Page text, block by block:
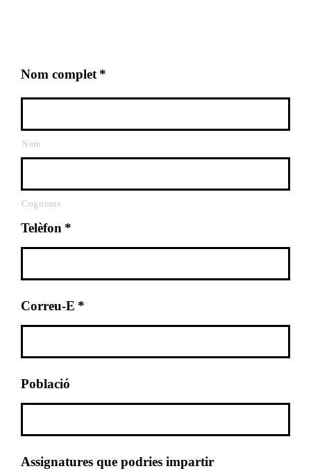
Nom complet *
Nom
Cognoms
Telèfon *
Correu-E *
Població
Assignatures que podries impartir